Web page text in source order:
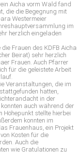
Aicha vorm Wald fand
die die Begegnung mit
Westermeier
im
herzlich eingeladen
Frauen des KDFB Aicha
Beirat) sehr herzlich
Frauen. Auch Pfarrer
für die geleistete Arbeit
Veranstaltungen, die im
hatten,
in der
auch während der
Höhepunkt stellte hierbei
konnten im
Frauenhaus, ein Projekt
Kosten für die
Auch die
wie Gratulationen zu